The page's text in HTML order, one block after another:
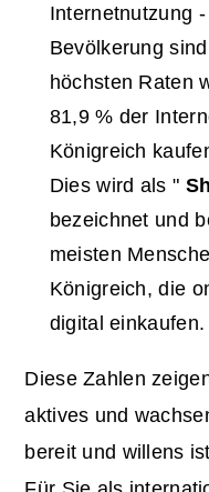
Internetnutzung
Bevölkerung
höchsten Raten
81,9 % der
Königreich
Dies wird als "
bezeichnet und
meisten
Königreich, die
digital einkaufen.
Diese Zahlen
aktives und
bereit und willens